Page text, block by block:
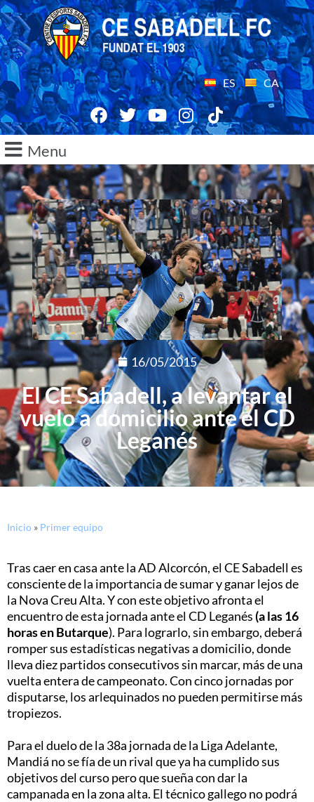
ES CA
Menu
16/05/2015
El CE Sabadell, a levantar el
vuelo a domicilio ante el CD
Leganés
Inicio » Primer equipo
Tras caer en casa ante la AD Alcorcón, el CE Sabadell es
consciente de la importancia de sumar y ganar lejos de
la Nova Creu Alta. Y con este objetivo afronta el
encuentro de esta jornada ante el CD Leganés (a las 16
horas en Butarque). Para lograrlo, sin embargo, deberá
romper sus estadísticas negativas a domicilio, donde
lleva diez partidos consecutivos sin marcar, más de una
vuelta entera de campeonato. Con cinco jornadas por
disputarse, los arlequinados no pueden permitirse más
tropiezos.
Para el duelo de la 38a jornada de la Liga Adelante,
Mandiá no se fía de un rival que ya ha cumplido sus
objetivos del curso pero que sueña con dar la
campanada en la zona alta. El técnico gallego no podrá